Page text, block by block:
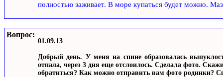
полностью заживает. В море купаться будет можно.
Вопрос:
01.09.13
Добрый день. У меня на спине образовалась
отпала, через 3 дня еще отслоилось. Сделала фото.
обратиться? Как можно отправить вам фото родинки?